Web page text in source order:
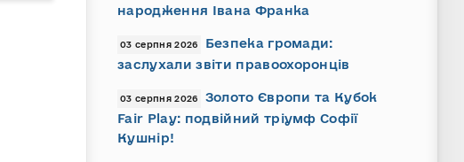
народження Івана Франка
03 серпня 2026
Безпека громади:
заслухали звіти правоохоронців
03 серпня 2026
Золото Європи та Кубок
Fair Play: подвійний тріумф Софії
Кушнір!